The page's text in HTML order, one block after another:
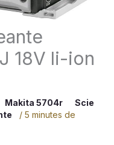
18V li-ion
Makita 5704r
Scie
/ 5 minutes de